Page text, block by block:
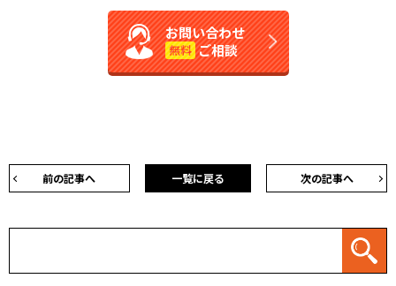
お問い合わせ
無料 ご相談
前の記事へ 次の記事へ
一覧に戻る